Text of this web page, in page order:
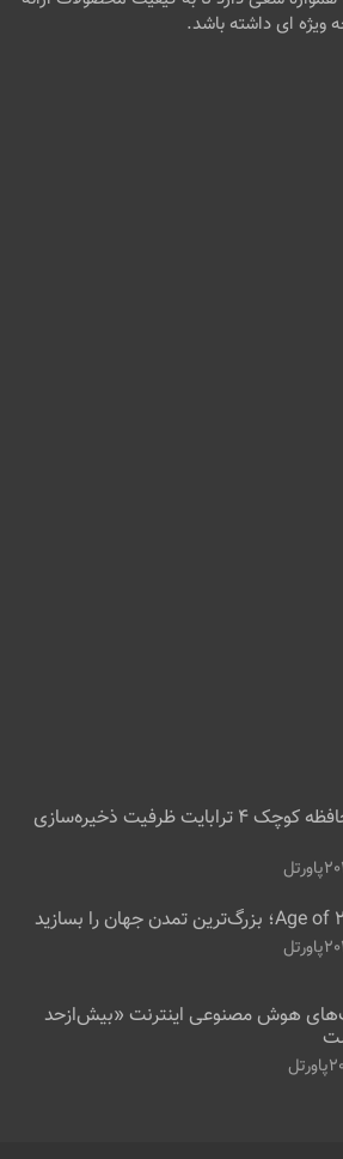
ویژه ای داشته باشد.
این کارت حافظه کوچک ۴ ترابایت ظرفیت ذخیره‌سازی
پاورتل
پاورتل
هوش مصنوعی اینترنت «بیش‌از‌حد
پاورتل